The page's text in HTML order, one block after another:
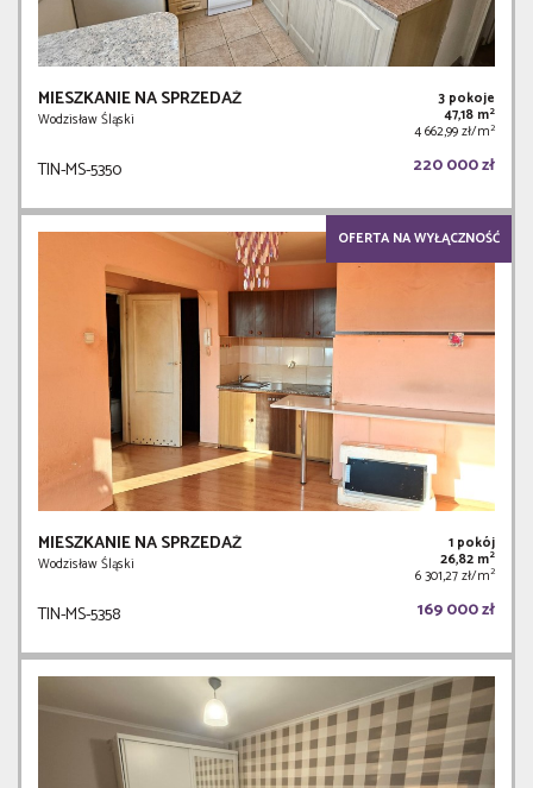
MIESZKANIE NA SPRZEDAŻ
Wodzisław Śląski
3 pokoje
47,18 m2
4 662,99 zł/m2
TIN-MS-5350 220 000 zł
OFERTA NA WYŁĄCZNOŚĆ
MIESZKANIE NA SPRZEDAŻ
Wodzisław Śląski
1 pokój
26,82 m2
6 301,27 zł/m2
TIN-MS-5358 169 000 zł